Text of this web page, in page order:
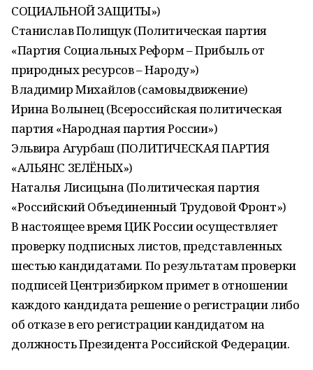
СОЦИАЛЬНОЙ ЗАЩИТЫ»)
Станислав Полищук (Политическая партия
«Партия Социальных Реформ – Прибыль от
природных ресурсов – Народу»)
Владимир Михайлов (самовыдвижение)
Ирина Волынец (Всероссийская политическая
партия «Народная партия России»)
Эльвира Агурбаш (ПОЛИТИЧЕСКАЯ ПАРТИЯ
«АЛЬЯНС ЗЕЛЁНЫХ»)
Наталья Лисицына (Политическая партия
«Российский Объединенный Трудовой Фронт»)
В настоящее время ЦИК России осуществляет
проверку подписных листов, представленных
шестью кандидатами. По результатам проверки
подписей Центризбирком примет в отношении
каждого кандидата решение о регистрации либо
об отказе в его регистрации кандидатом на
должность Президента Российской Федерации.